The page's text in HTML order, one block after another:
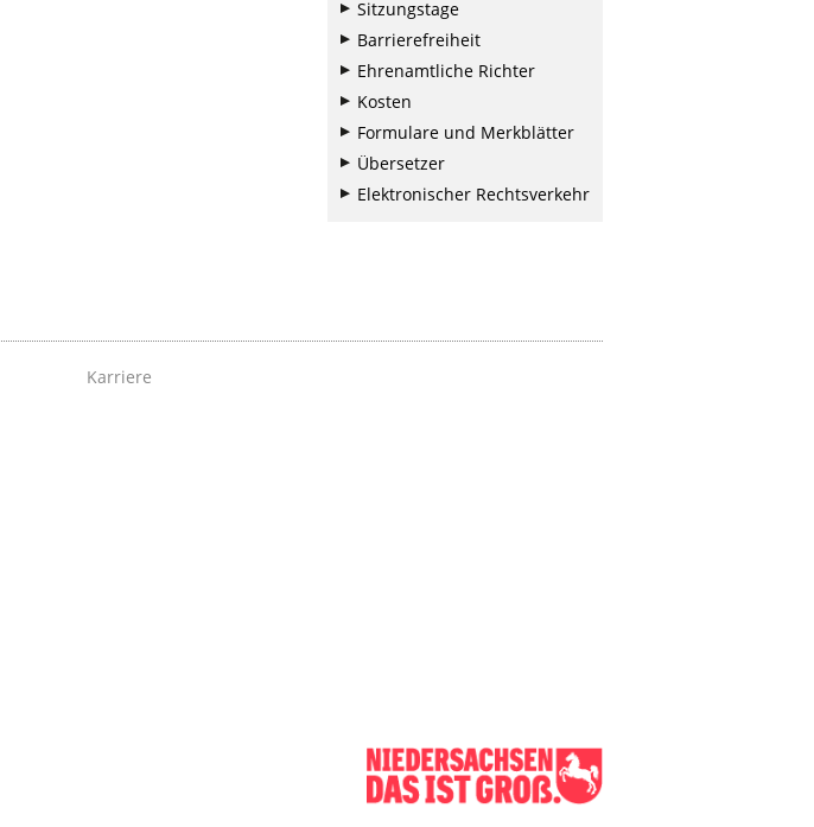
Sitzungstage
Barrierefreiheit
Ehrenamtliche Richter
Kosten
Formulare und Merkblätter
Übersetzer
Elektronischer Rechtsverkehr
Karriere